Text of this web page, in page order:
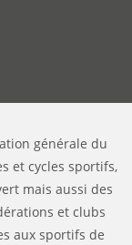
générale du
et cycles sportifs,
mais aussi des
et clubs
aux sportifs de